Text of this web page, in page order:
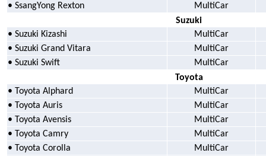
• SsangYong Rexton
MultiCar
Suzuki
• Suzuki Kizashi
MultiCar
• Suzuki Grand Vitara
MultiCar
• Suzuki Swift
MultiCar
Toyota
• Toyota Alphard
MultiCar
• Toyota Auris
MultiCar
• Toyota Avensis
MultiCar
• Toyota Camry
MultiCar
• Toyota Corolla
MultiCar